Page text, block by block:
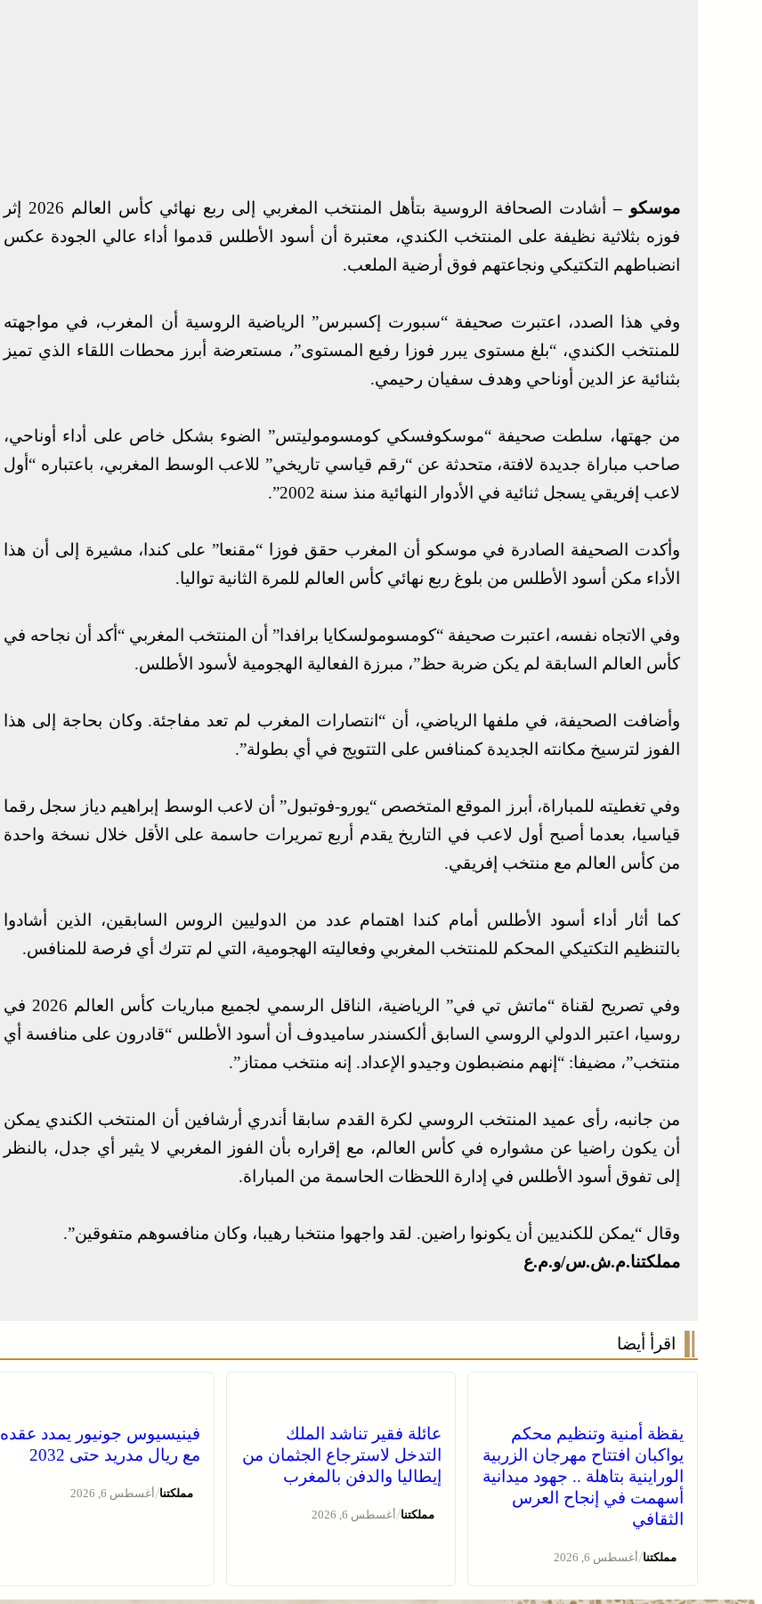
موسكو –
أشادت الصحافة الروسية بتأهل المنتخب المغربي إلى ربع نهائي كأس العالم 2026 إثر
فوزه بثلاثية نظيفة على المنتخب الكندي، معتبرة أن أسود الأطلس قدموا أداء عالي الجودة عكس
انضباطهم التكتيكي ونجاعتهم فوق أرضية الملعب.
وفي هذا الصدد، اعتبرت صحيفة “سبورت إكسبرس” الرياضية الروسية أن المغرب، في مواجهته
للمنتخب الكندي، “بلغ مستوى يبرر فوزا رفيع المستوى”، مستعرضة أبرز محطات اللقاء الذي تميز
بثنائية عز الدين أوناحي وهدف سفيان رحيمي.
من جهتها، سلطت صحيفة “موسكوفسكي كومسوموليتس” الضوء بشكل خاص على أداء أوناحي،
صاحب مباراة جديدة لافتة، متحدثة عن “رقم قياسي تاريخي” للاعب الوسط المغربي، باعتباره “أول
لاعب إفريقي يسجل ثنائية في الأدوار النهائية منذ سنة 2002”.
وأكدت الصحيفة الصادرة في موسكو أن المغرب حقق فوزا “مقنعا” على كندا، مشيرة إلى أن هذا
الأداء مكن أسود الأطلس من بلوغ ربع نهائي كأس العالم للمرة الثانية تواليا.
وفي الاتجاه نفسه، اعتبرت صحيفة “كومسومولسكايا برافدا” أن المنتخب المغربي “أكد أن نجاحه في
كأس العالم السابقة لم يكن ضربة حظ”، مبرزة الفعالية الهجومية لأسود الأطلس.
وأضافت الصحيفة، في ملفها الرياضي، أن “انتصارات المغرب لم تعد مفاجئة. وكان بحاجة إلى هذا
الفوز لترسيخ مكانته الجديدة كمنافس على التتويج في أي بطولة”.
وفي تغطيته للمباراة، أبرز الموقع المتخصص “يورو-فوتبول” أن لاعب الوسط إبراهيم دياز سجل رقما
قياسيا، بعدما أصبح أول لاعب في التاريخ يقدم أربع تمريرات حاسمة على الأقل خلال نسخة واحدة
من كأس العالم مع منتخب إفريقي.
كما أثار أداء أسود الأطلس أمام كندا اهتمام عدد من الدوليين الروس السابقين، الذين أشادوا
بالتنظيم التكتيكي المحكم للمنتخب المغربي وفعاليته الهجومية، التي لم تترك أي فرصة للمنافس.
وفي تصريح لقناة “ماتش تي في” الرياضية، الناقل الرسمي لجميع مباريات كأس العالم 2026 في
روسيا، اعتبر الدولي الروسي السابق ألكسندر ساميدوف أن أسود الأطلس “قادرون على منافسة أي
منتخب”، مضيفا: “إنهم منضبطون وجيدو الإعداد. إنه منتخب ممتاز”.
من جانبه، رأى عميد المنتخب الروسي لكرة القدم سابقا أندري أرشافين أن المنتخب الكندي يمكن
أن يكون راضيا عن مشواره في كأس العالم، مع إقراره بأن الفوز المغربي لا يثير أي جدل، بالنظر
إلى تفوق أسود الأطلس في إدارة اللحظات الحاسمة من المباراة.
وقال “يمكن للكنديين أن يكونوا راضين. لقد واجهوا منتخبا رهيبا، وكان منافسوهم متفوقين”.
مملكتنا.م.ش.س/و.م.ع
اقرأ أيضا
يقظة أمنية وتنظيم محكم
يواكبان افتتاح مهرجان الزربية
الوراينية بتاهلة .. جهود ميدانية
أسهمت في إنجاح العرس
الثقافي
مملكتنا/أغسطس 6, 2026
عائلة فقير تناشد الملك
التدخل لاسترجاع الجثمان من
إيطاليا والدفن بالمغرب
مملكتنا/أغسطس 6, 2026
فينيسيوس جونيور يمدد عقده
مع ريال مدريد حتى 2032
مملكتنا/أغسطس 6, 2026